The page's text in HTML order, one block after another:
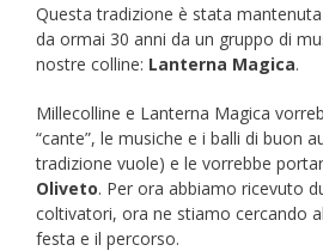
Questa tradizione è stata
da ormai 30 anni da un gruppo di
nostre colline: Lanterna Magica.
Millecolline e Lanterna Magica
“cante”, le musiche e i balli di buon
tradizione vuole) e le vorrebbe
Oliveto. Per ora abbiamo ricevuto
coltivatori, ora ne stiamo cercando
festa e il percorso.